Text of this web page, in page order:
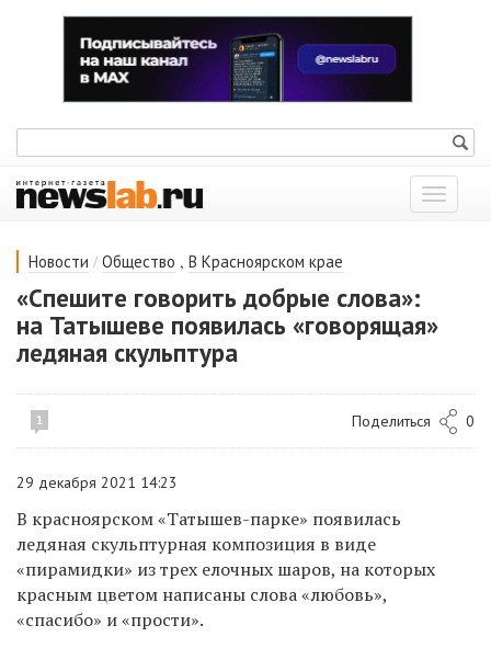
Показать
меню
Новости / Общество , В Красноярском крае
«Спешите говорить добрые слова»:
на Татышеве появилась «говорящая»
ледяная скульптура
1 Поделиться 0
29 декабря 2021 14:23
В красноярском «Татышев-парке» появилась
ледяная скульптурная композиция в виде
«пирамидки» из трех елочных шаров, на которых
красным цветом написаны слова «любовь»,
«спасибо» и «прости».